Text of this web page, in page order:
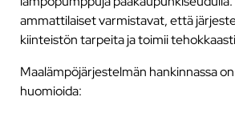
ammattilaiset varmistavat, että
kiinteistön tarpeita ja toimii
Maalämpöjärjestelmän hankinnassa
huomioida: